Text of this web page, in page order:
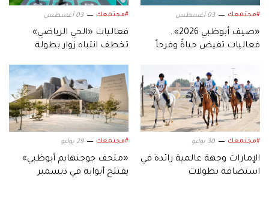
#مجتمعك 03 أغسطس
«صيف أبوظبي 2026»..
فعاليات تفيض حياةً وفرحاً
#مجتمعك 03 أغسطس
فعاليات «الحي الرياضي»
تخطف انتباه زوار بطولة
#مجتمعك 30 يوليو
الإمارات وجهة عالمية رائدة في
استضافة بطولات
#مجتمعك 29 يوليو
«متحف جوجنهايم أبوظبي»
يفتتح أبوابه في ديسمبر